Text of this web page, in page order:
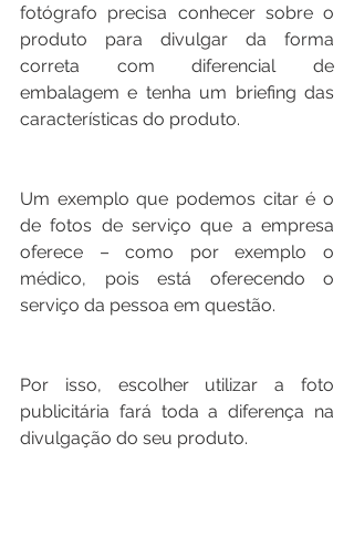
fotógrafo precisa conhecer sobre o
produto para divulgar da forma
correta com diferencial de
embalagem e tenha um briefing das
características do produto.
Um exemplo que podemos citar é o
de fotos de serviço que a empresa
oferece – como por exemplo o
médico, pois está oferecendo o
serviço da pessoa em questão.
Por isso, escolher utilizar a foto
publicitária fará toda a diferença na
divulgação do seu produto.